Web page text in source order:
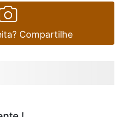
Compartilhe